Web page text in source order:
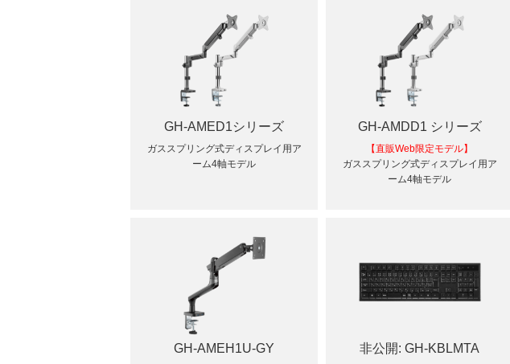
GH-AMED1シリーズ
ガススプリング式ディスプレイ用ア
ーム4軸モデル
GH-AMDD1 シリーズ
【直販Web限定モデル】
ガススプリング式ディスプレイ用ア
ーム4軸モデル
GH-AMEH1U-GY 非公開: GH-KBLMTA